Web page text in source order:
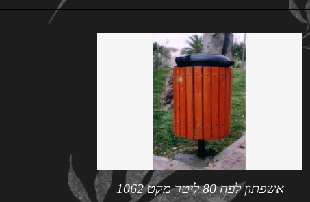
אשפתון לפח 80 ליטר מקט 1062